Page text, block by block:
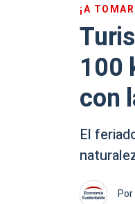
¡A
100
con
El
Por